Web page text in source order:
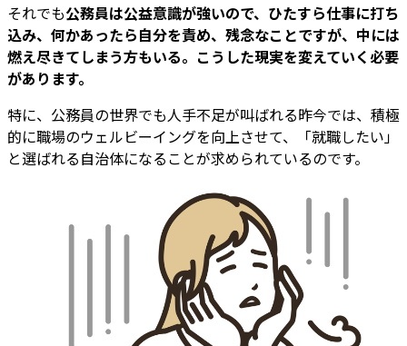
それでも公務員は公益意識が強いので、ひたすら仕事に打ち
込み、何かあったら自分を責め、残念なことですが、中には
燃え尽きてしまう方もいる。こうした現実を変えていく必要
があります。
特に、公務員の世界でも人手不足が叫ばれる昨今では、積極
的に職場のウェルビーイングを向上させて、「就職したい」
と選ばれる自治体になることが求められているのです。